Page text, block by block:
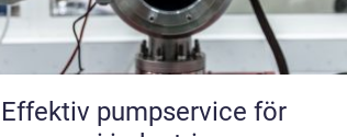
Effektiv pumpservice för